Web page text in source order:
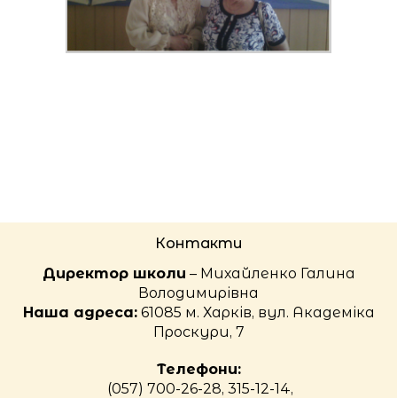
Контакти
Директор школи – Михайленко Галина
Володимирівна
Наша адреса:61085 м. Харків, вул. Академіка
Проскури, 7
Телефони:
(057) 700-26-28, 315-12-14,